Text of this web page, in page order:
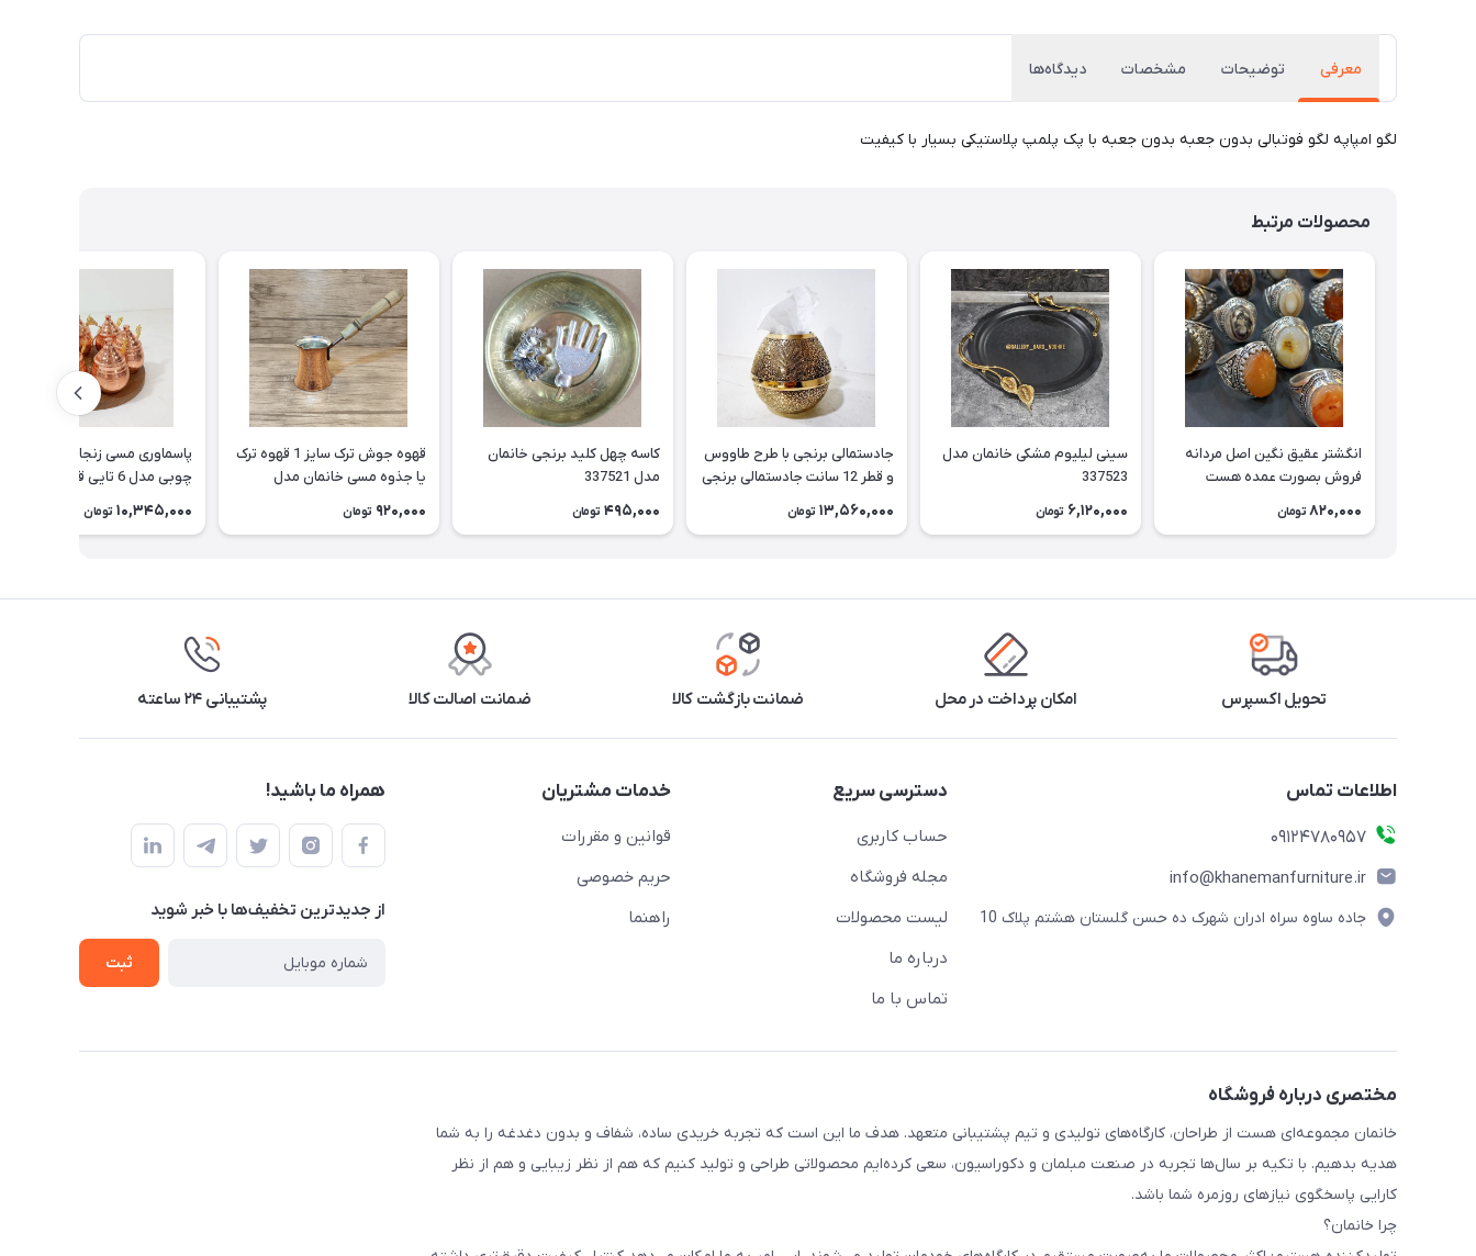
معرفی توضیحات مشخصات دیدگاه‌ها
لگو امپاپه لگو فوتبالی بدون جعبه بدون جعبه با پک پلمپ پلاستیکی بسیار با کیفیت
محصولات مرتبط
انگشتر عقیق نگین اصل مردانه
فروش بصورت عمده هست
هست فروش بصورت رندوم
820,000 تومان
سینی لیلیوم مشکی خانمان مدل
337523
6,120,000 تومان
جادستمالی برنجی با طرح طاووس
و قطر 12 سانت جادستمالی برنجی
جا دستمال برنجی جادستمالی برنز
مناسب استفاده دائم وقابل
13,560,000 تومان
کاسه چهل کلید برنجی خانمان
مدل 337521
495,000 تومان
قهوه جوش ترک سایز 1 قهوه ترک
یا جذوه مسی خانمان مدل
920,000 تومان
پاسماوری مسی زنجان با استند
چوبی مدل 6 تایی قاشق دار و
نانو شده خانمان مدل 337519
10,345,000 تومان
تحویل اکسپرس امکان پرداخت در محل ضمانت بازگشت کالا ضمانت اصالت کالا پشتیبانی ۲۴ ساعته
اطلاعات تماس
09124780957
info@khanemanfurniture.ir
جاده ساوه سراه ادران شهرک ده حسن گلستان هشتم پلاک 10
دسترسی سریع
حساب کاربری
مجله فروشگاه
لیست محصولات
درباره ما
تماس با ما
خدمات مشتریان
قوانین و مقررات
حریم خصوصی
راهنما
همراه ما باشید!
از جدید‌ترین تخفیف‌ها با‌ خبر شوید
ثبت
مختصری درباره فروشگاه
خانمان مجموعه‌ای هست از طراحان، کارگاه‌های تولیدی و تیم پشتیبانی متعهد. هدف ما این است که تجربه خریدی ساده، شفاف و بدون دغدغه را به شما
هدیه بدهیم. با تکیه بر سال‌ها تجربه در صنعت مبلمان و دکوراسیون، سعی کرده‌ایم محصولاتی طراحی و تولید کنیم که هم از نظر زیبایی و هم از نظر
کارایی پاسخگوی نیازهای روزمره شما باشد.
چرا خانمان؟